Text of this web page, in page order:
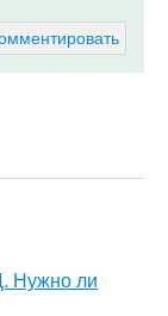
Нужно ли